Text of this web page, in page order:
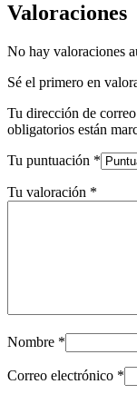
Valoraciones
No hay valoraciones
Sé el primero en
Tu dirección de
obligatorios están
Tu puntuación *
Tu valoración *
Nombre *
Correo electrónico *